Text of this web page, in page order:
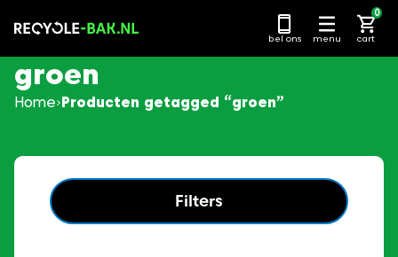
naar
bel ons menu cart
0
groen
Home Producten getagged “groen”
Filters